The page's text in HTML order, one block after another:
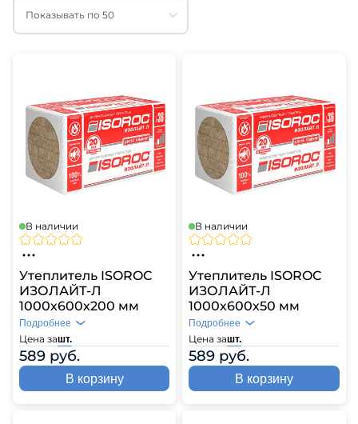
Показывать по 50
В наличии
Утеплитель ISOROC
ИЗОЛАЙТ-Л
1000х600х200 мм
Цена зашт.
589 руб.
Подробнее
В корзину
В наличии
Утеплитель ISOROC
ИЗОЛАЙТ-Л
1000х600х50 мм
Цена зашт.
589 руб.
Подробнее
В корзину